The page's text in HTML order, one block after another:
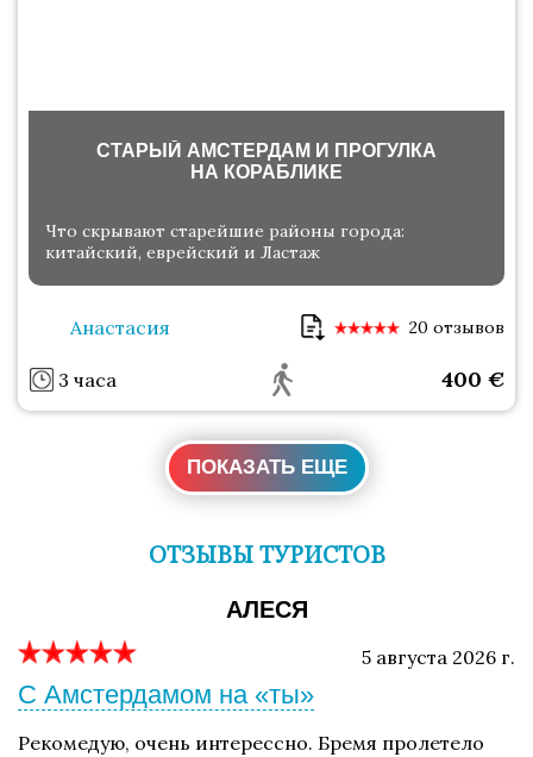
СТАРЫЙ АМСТЕРДАМ И ПРОГУЛКА
НА КОРАБЛИКЕ
Что скрывают старейшие районы города:
китайский, еврейский и Ластаж
Анастасия 20 отзывов
3 часа 400 €
ПОКАЗАТЬ ЕЩЕ
ОТЗЫВЫ ТУРИСТОВ
АЛЕСЯ
5 августа 2026 г.
С Амстердамом на «ты»
Рекомедую, очень интерессно. Бремя пролетело